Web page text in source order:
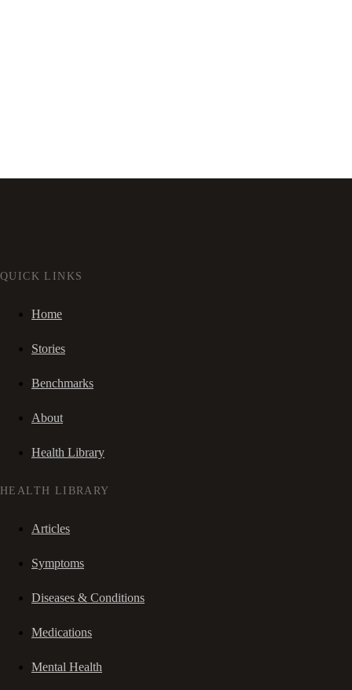
QUICK LINKS
Home
Stories
Benchmarks
About
Health Library
HEALTH LIBRARY
Articles
Symptoms
Diseases & Conditions
Medications
Mental Health